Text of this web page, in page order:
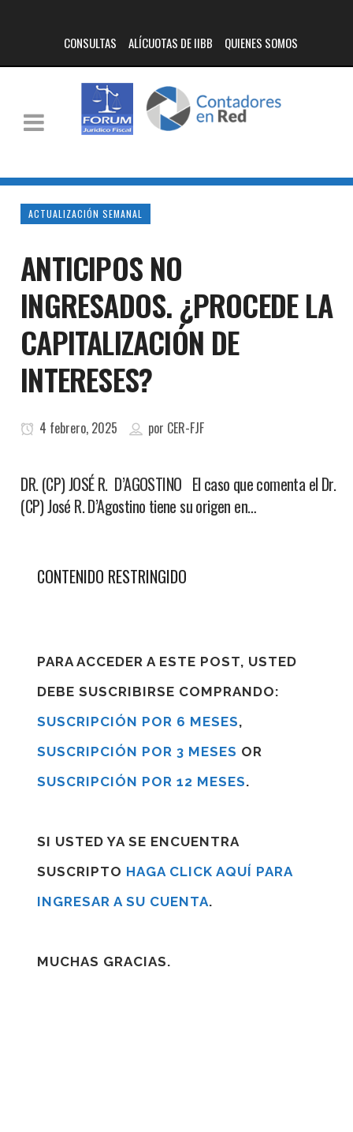
CONSULTAS ALÍCUOTAS DE IIBB QUIENES SOMOS
ACTUALIZACIÓN SEMANAL
ANTICIPOS NO
INGRESADOS. ¿PROCEDE LA
CAPITALIZACIÓN DE
INTERESES?
4 febrero, 2025 por CER-FJF
DR. (CP) JOSÉ R. D’AGOSTINO El caso que comenta el Dr.
(CP) José R. D’Agostino tiene su origen en…
CONTENIDO RESTRINGIDO
PARA ACCEDER A ESTE POST, USTED
DEBE SUSCRIBIRSE COMPRANDO:
SUSCRIPCIÓN POR 6 MESES,
SUSCRIPCIÓN POR 3 MESES OR
SUSCRIPCIÓN POR 12 MESES.
SI USTED YA SE ENCUENTRA
SUSCRIPTO HAGA CLICK AQUÍ PARA
INGRESAR A SU CUENTA.
MUCHAS GRACIAS.